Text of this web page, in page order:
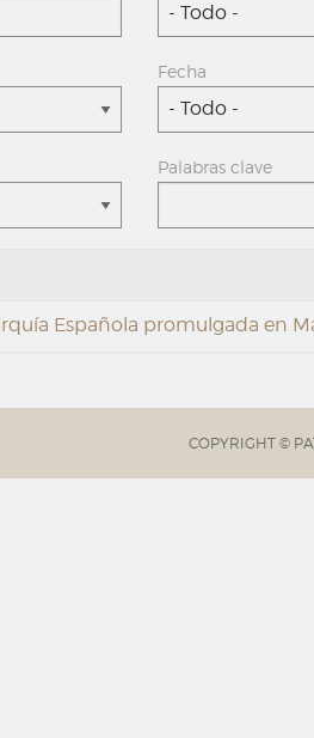
- Todo -
Fecha
- Todo -
Palabras clave
Española promulgada en
COPYRIGHT ©